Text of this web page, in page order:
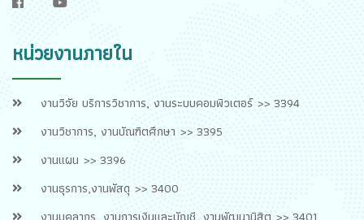
หน่วยงานภายใน
งานวิจัย บริการวิชาการ, งานระบบคอมพิวเตอร์ >> 3394
งานวิชาการ, งานบัณฑิตศึกษา >> 3395
งานแผน >> 3396
งานธุรการ,งานพัสดุ >> 3400